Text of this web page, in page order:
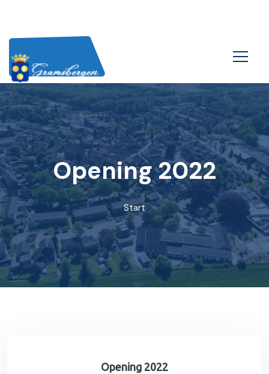
Opening 2022
Start
Opening 2022